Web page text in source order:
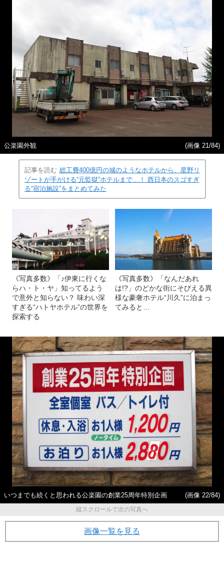
公楽園外観 (画像 21/84)
記事を読む 総工費400億円の城のようなホテルから、星野リ
ゾートが手がける“元監獄”ホテルまで…！ 西日本のスゴすぎ
る“宿泊施設”をまとめてみた
《写真多数》「♪伊東に行くな
らハ・ト・ヤ」知ってるよう
で意外と知らない？ 味わい深
すぎる“ハトヤホテル”の世界を
探索する
《写真多数》「なんだあれ
は!?」のどかな街にそびえる異
様な豪奢ホテル“川久”に泊まっ
てみると…
いつまでも続くと思われる公楽園の創業25周年特別企画
(画像 22/84)
縦スクロールで次の写真へ
画像一覧を見る